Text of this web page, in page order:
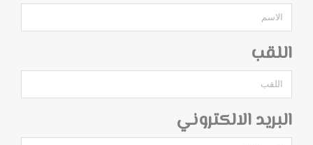
اللقب
البريد الالكتروني